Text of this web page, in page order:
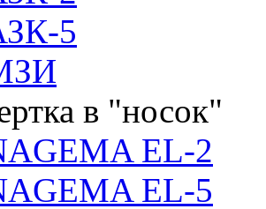
5
в "носок"
EL-2
EL-5